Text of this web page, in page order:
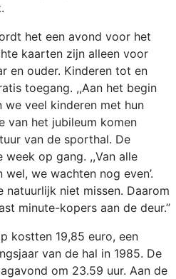
het een avond voor het
kaarten zijn alleen voor
en ouder. Kinderen tot en
toegang. ,,Aan het begin
veel kinderen met hun
van het jubileum komen
van de sporthal. De
op gang. ,,Van alle
wel, we wachten nog even’.
natuurlijk niet missen. Daarom
minute-kopers aan de deur.’’
kostten 19,85 euro, een
van de hal in 1985. De
om 23.59 uur. Aan de